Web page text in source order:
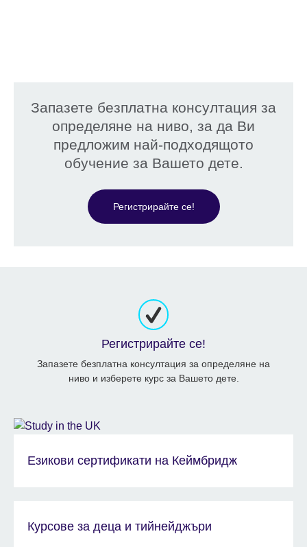
Запазете безплатна консултация за
определяне на ниво, за да Ви
предложим най-подходящото
обучение за Вашето дете.
Регистрирайте се!
Регистрирайте се!
Запазете безплатна консултация за определяне на
ниво и изберете курс за Вашето дете.
Езикови сертификати на Кеймбридж
Курсове за деца и тийнейджъри